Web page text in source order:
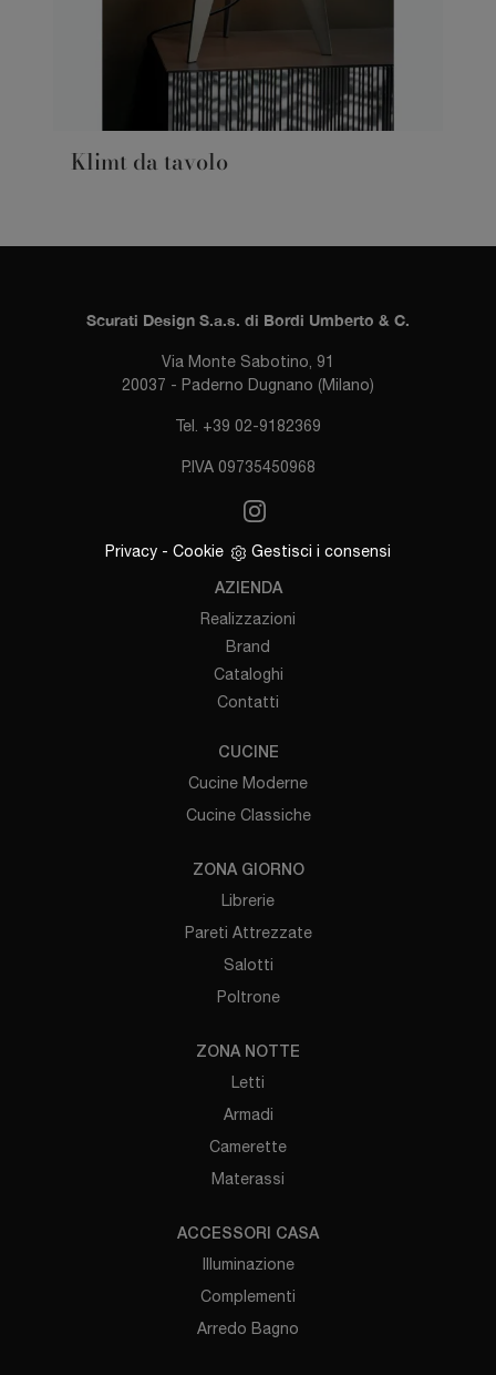
Klimt da tavolo
Scurati Design S.a.s. di Bordi Umberto & C.
Via Monte Sabotino, 91
20037 - Paderno Dugnano (Milano)
Tel. +39 02-9182369
P.IVA 09735450968
Privacy - Cookie Gestisci i consensi
AZIENDA
Realizzazioni
Brand
Cataloghi
Contatti
CUCINE
Cucine Moderne
Cucine Classiche
ZONA GIORNO
Librerie
Pareti Attrezzate
Salotti
Poltrone
ZONA NOTTE
Letti
Armadi
Camerette
Materassi
ACCESSORI CASA
Illuminazione
Complementi
Arredo Bagno